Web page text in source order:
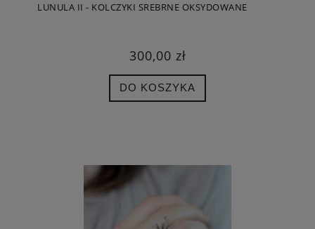
LUNULA II - KOLCZYKI SREBRNE OKSYDOWANE
300,00 zł
DO KOSZYKA